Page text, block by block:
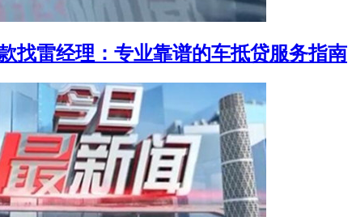
找雷经理：专业靠谱的车抵贷服务指南